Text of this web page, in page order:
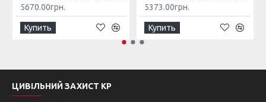
5670.00грн.
Купить
5373.00грн.
Купить
ЦИВІЛЬНИЙ ЗАХИСТ КР